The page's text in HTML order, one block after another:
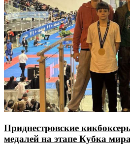
Приднестровские
медалей на этапе Кубка